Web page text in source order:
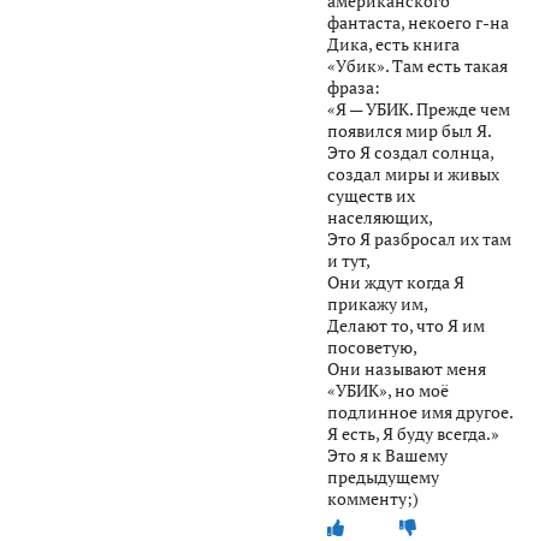
фантаста, некоего г-на
Дика, есть книга
«Убик». Там есть такая
фраза:
«Я — УБИК. Прежде чем
появился мир был Я.
Это Я создал солнца,
создал миры и живых
существ их
населяющих,
Это Я разбросал их там
и тут,
Они ждут когда Я
прикажу им,
Делают то, что Я им
посоветую,
Они называют меня
«УБИК», но моё
подлинное имя другое.
Я есть, Я буду всегда.»
Это я к Вашему
предыдущему
комменту;)